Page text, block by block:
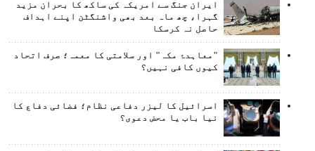
ایران جنگ سے امریکہ کی ساکھ کا بحران مزید
گہرا، چھ ماہ بعد بھی واشنگٹن اپنے اہداف
حاصل نہ کرسکا
"معاہدۂ مکہ" اور سلامتی کا معمہ؛ صرف اتحاد
کیوں کافی نہیں؟
اسرائیل کا لیزر دفاعی نظام؛ فضائی دفاع کا
نیا باب یا محض دعوی؟